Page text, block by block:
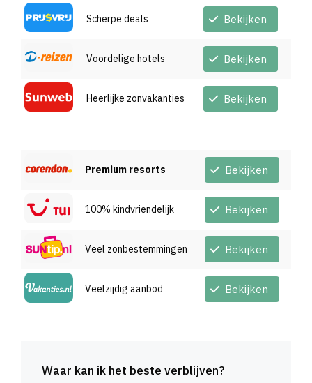
Scherpe deals Bekijken
Voordelige hotels Bekijken
Heerlijke zonvakanties Bekijken
Premium resorts Bekijken
100% kindvriendelijk Bekijken
Veel zonbestemmingen Bekijken
Veelzijdig aanbod Bekijken
Waar kan ik het beste verblijven?